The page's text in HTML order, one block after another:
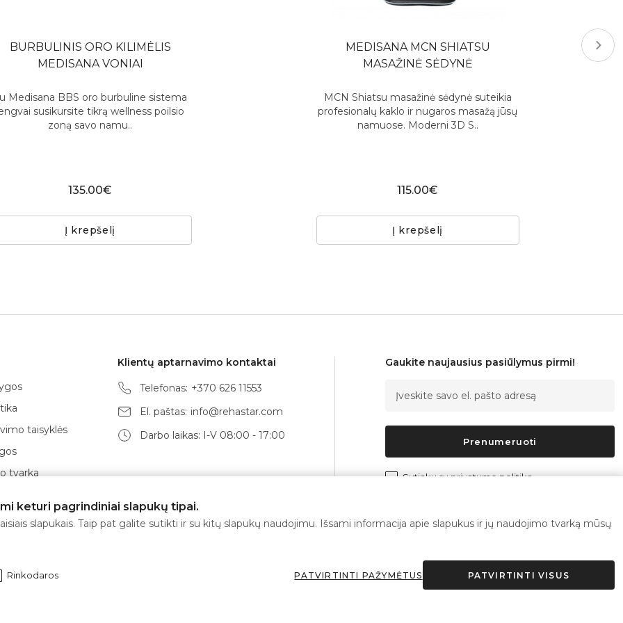
BURBULINIS ORO KILIMĖLIS
MEDISANA VONIAI
Medisana BBS oro burbuline sistema
susikursite tikrą wellness poilsio
zoną savo namu..
135.00€
Į krepšelį
MEDISANA MCN SHIATSU
MASAŽINĖ SĖDYNĖ
MCN Shiatsu masažinė sėdynė suteikia
profesionalų kaklo ir nugaros masažą jūsų
namuose. Moderni 3D S..
115.00€
Į krepšelį
taisyklės
tvarka
Klientų aptarnavimo kontaktai
Telefonas: +370 626 11553
El. paštas: info@rehastar.com
Darbo laikas: I-V 08:00 - 17:00
Gaukite naujausius pasiūlymus pirmi!
Prenumeruoti
Sutinku suprivatumo politika
keturi pagrindiniai slapukų tipai.
slapukais. Taip pat galite sutikti ir su kitų slapukų naudojimu. Išsami informacija apie slapukus ir jų naudojimo tvarką mūsų
Rinkodaros PATVIRTINTI PAŽYMĖTUS PATVIRTINTI VISUS